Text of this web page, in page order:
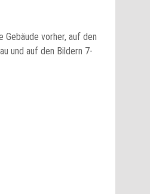
Gebäude vorher, auf den
und auf den Bildern 7-